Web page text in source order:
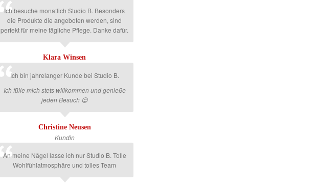
Ich besuche monatlich Studio B. Besonders
die Produkte die angeboten werden, sind
perfekt für meine tägliche Pflege. Danke dafür.
Klara Winsen
Ich bin jahrelanger Kunde bei Studio B.
Ich fülle mich stets willkommen und genieße
jeden Besuch 😉
Christine Neusen
Kundin
An meine Nägel lasse ich nur Studio B. Tolle
Wohlfühlatmosphäre und tolles Team